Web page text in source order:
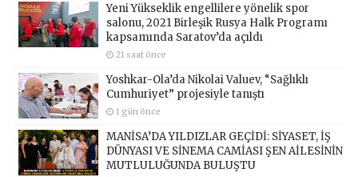
Yeni Yükseklik engellilere yönelik spor
salonu, 2021 Birleşik Rusya Halk Programı
kapsamında Saratov’da açıldı
21 saat önce
Yoshkar-Ola’da Nikolai Valuev, “Sağlıklı
Cumhuriyet” projesiyle tanıştı
1 gün önce
MANİSA’DA YILDIZLAR GEÇİDİ: SİYASET, İŞ
DÜNYASI VE SİNEMA CAMİASI ŞEN AİLESİNİN
MUTLULUĞUNDA BULUŞTU